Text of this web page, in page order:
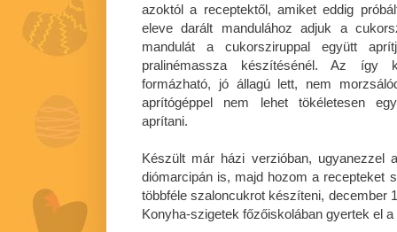
azoktól a receptektől, amiket eddig
eleve darált mandulához adjuk a
mandulát a cukorsziruppal együtt
pralinémassza készítésénél. Az így
formázható, jó állagú lett, nem
aprítógéppel nem lehet tökéletesen
aprítani.
Készült már házi verzióban, ugyanezzel
diómarcipán is, majd hozom a recepteket
többféle szaloncukrot készíteni, december
Konyha-szigetek főzőiskolában gyertek el